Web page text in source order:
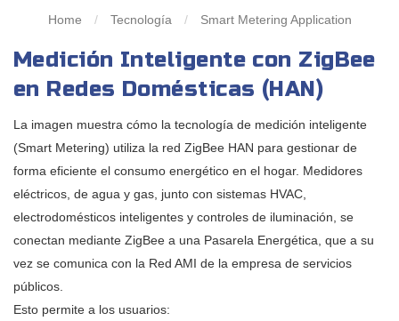
Home / Tecnología / Smart Metering Application
Medición Inteligente con ZigBee
en Redes Domésticas (HAN)
La imagen muestra cómo la tecnología de medición inteligente
(Smart Metering) utiliza la red ZigBee HAN para gestionar de
forma eficiente el consumo energético en el hogar. Medidores
eléctricos, de agua y gas, junto con sistemas HVAC,
electrodomésticos inteligentes y controles de iluminación, se
conectan mediante ZigBee a una Pasarela Energética, que a su
vez se comunica con la Red AMI de la empresa de servicios
públicos.
Esto permite a los usuarios: